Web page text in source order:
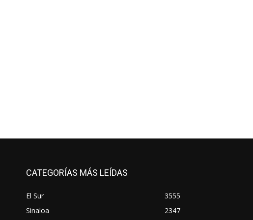
CATEGORÍAS MÁS LEÍDAS
El Sur
3555
Sinaloa
2347